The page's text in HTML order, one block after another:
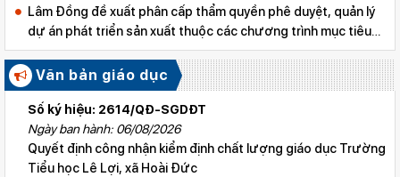
Lâm Đồng đề xuất phân cấp thẩm quyền phê duyệt, quản lý
dự án phát triển sản xuất thuộc các chương trình mục tiêu
quốc gia
Văn bản giáo dục
Số ký hiệu: 2614/QĐ-SGDĐT
Ngày ban hành: 06/08/2026
Quyết định công nhận kiểm định chất lượng giáo dục Trường
Tiểu học Lê Lợi, xã Hoài Đức